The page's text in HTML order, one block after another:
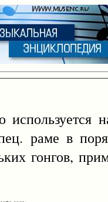
раме в
гонгов,